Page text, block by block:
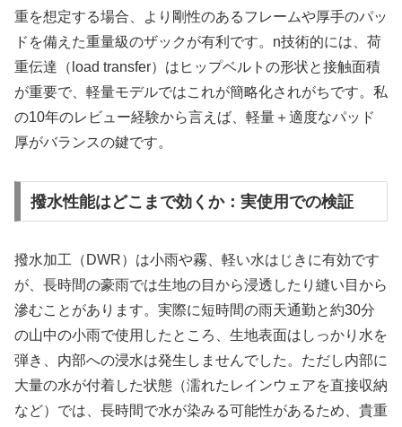
重を想定する場合、より剛性のあるフレームや厚手のパッ
ドを備えた重量級のザックが有利です。n技術的には、荷
重伝達（load transfer）はヒップベルトの形状と接触面積
が重要で、軽量モデルではこれが簡略化されがちです。私
の10年のレビュー経験から言えば、軽量＋適度なパッド
厚がバランスの鍵です。
撥水性能はどこまで効くか：実使用での検証
撥水加工（DWR）は小雨や霧、軽い水はじきに有効です
が、長時間の豪雨では生地の目から浸透したり縫い目から
滲むことがあります。実際に短時間の雨天通勤と約30分
の山中の小雨で使用したところ、生地表面はしっかり水を
弾き、内部への浸水は発生しませんでした。ただし内部に
大量の水が付着した状態（濡れたレインウェアを直接収納
など）では、長時間で水が染みる可能性があるため、貴重